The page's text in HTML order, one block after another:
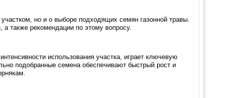
но и о выборе подходящих семян газонной травы.
также рекомендации по этому вопросу.
использования участка, играет ключевую
подобранные семена обеспечивают быстрый рост и